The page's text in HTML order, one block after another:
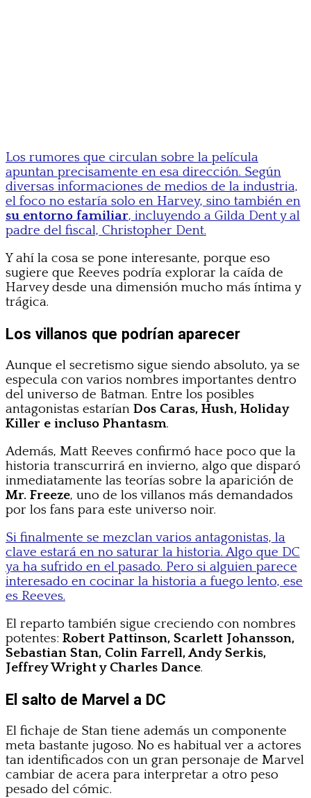
Los rumores que circulan sobre la película
apuntan precisamente en esa dirección. Según
diversas informaciones de medios de la industria,
el foco no estaría solo en Harvey, sino también en
su entorno familiar, incluyendo a Gilda Dent y al
padre del fiscal, Christopher Dent.
Y ahí la cosa se pone interesante, porque eso
sugiere que Reeves podría explorar la caída de
Harvey desde una dimensión mucho más íntima y
trágica.
Los villanos que podrían aparecer
Aunque el secretismo sigue siendo absoluto, ya se
especula con varios nombres importantes dentro
del universo de Batman. Entre los posibles
antagonistas estarían Dos Caras, Hush, Holiday
Killer e incluso Phantasm.
Además, Matt Reeves confirmó hace poco que la
historia transcurrirá en invierno, algo que disparó
inmediatamente las teorías sobre la aparición de
Mr. Freeze, uno de los villanos más demandados
por los fans para este universo noir.
Si finalmente se mezclan varios antagonistas, la
clave estará en no saturar la historia. Algo que DC
ya ha sufrido en el pasado. Pero si alguien parece
interesado en cocinar la historia a fuego lento, ese
es Reeves.
El reparto también sigue creciendo con nombres
potentes: Robert Pattinson, Scarlett Johansson,
Sebastian Stan, Colin Farrell, Andy Serkis,
Jeffrey Wright y Charles Dance.
El salto de Marvel a DC
El fichaje de Stan tiene además un componente
meta bastante jugoso. No es habitual ver a actores
tan identificados con un gran personaje de Marvel
cambiar de acera para interpretar a otro peso
pesado del cómic.